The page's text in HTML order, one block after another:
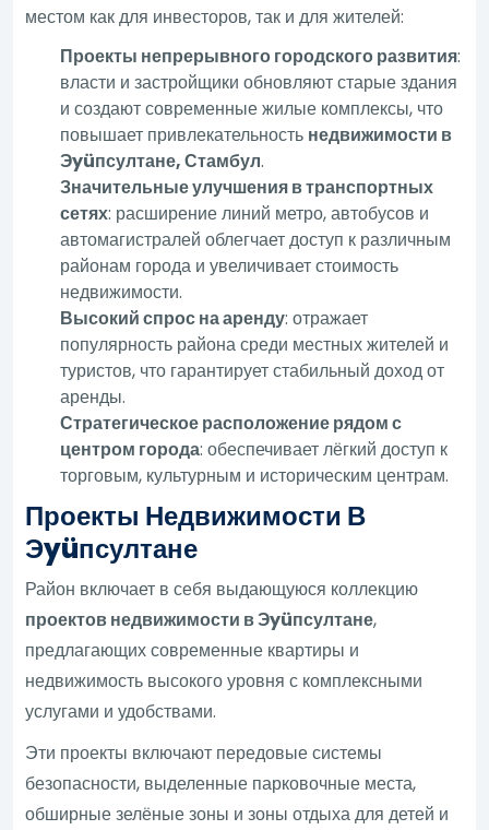
местом как для инвесторов, так и для жителей:
Проекты непрерывного городского развития:
власти и застройщики обновляют старые здания
и создают современные жилые комплексы, что
повышает привлекательность недвижимости в
Эyüпсултане, Стамбул.
Значительные улучшения в транспортных
сетях: расширение линий метро, автобусов и
автомагистралей облегчает доступ к различным
районам города и увеличивает стоимость
недвижимости.
Высокий спрос на аренду: отражает
популярность района среди местных жителей и
туристов, что гарантирует стабильный доход от
аренды.
Стратегическое расположение рядом с
центром города: обеспечивает лёгкий доступ к
торговым, культурным и историческим центрам.
Проекты Недвижимости В
Эyüпсултане
Район включает в себя выдающуюся коллекцию
проектов недвижимости в Эyüпсултане,
предлагающих современные квартиры и
недвижимость высокого уровня с комплексными
услугами и удобствами.
Эти проекты включают передовые системы
безопасности, выделенные парковочные места,
обширные зелёные зоны и зоны отдыха для детей и